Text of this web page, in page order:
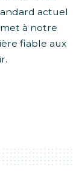
actuel
à notre
fiable aux